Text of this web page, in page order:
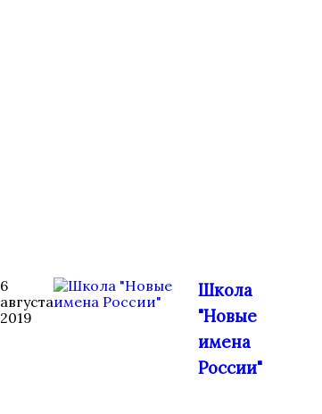
6
августа
2019
Школа
"Новые
имена
России"